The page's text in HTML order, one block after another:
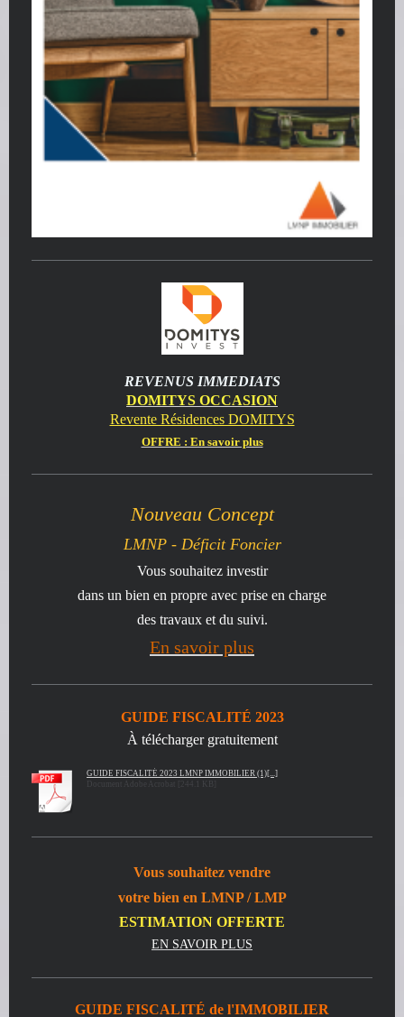
REVENUS IMMEDIATS
DOMITYS OCCASION
Revente Résidences DOMITYS
OFFRE : En savoir plus
Nouveau Concept
LMNP - Déficit Foncier
Vous souhaitez investir
dans un bien en propre avec prise en charge
des travaux et du suivi.
En savoir plus
GUIDE FISCALITÉ 2023
À télécharger gratuitement
GUIDE FISCALITÉ 2023 LMNP IMMOBILIER (1)[...]
Document Adobe Acrobat [244.1 KB]
Vous souhaitez vendre
votre bien en LMNP / LMP
ESTIMATION OFFERTE
EN SAVOIR PLUS
GUIDE FISCALITÉ de l'IMMOBILIER